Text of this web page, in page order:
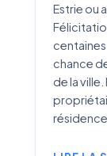
Estrie ou
chance
de la